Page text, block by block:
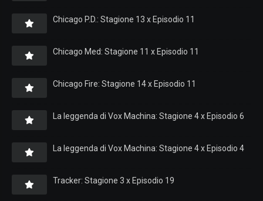
Chicago P.D.: Stagione 13 x Episodio 11
Chicago Med: Stagione 11 x Episodio 11
Chicago Fire: Stagione 14 x Episodio 11
La leggenda di Vox Machina: Stagione 4 x Episodio 6
La leggenda di Vox Machina: Stagione 4 x Episodio 4
Tracker: Stagione 3 x Episodio 19